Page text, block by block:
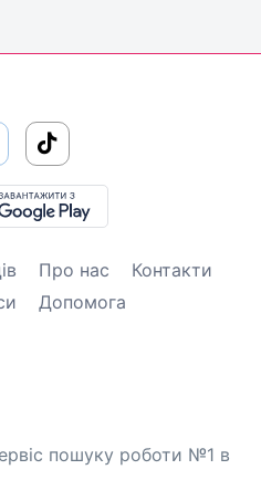
Про нас
Контакти
Допомога
пошуку роботи №1 в